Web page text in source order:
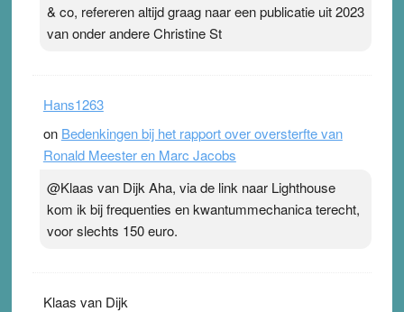
& co, refereren altijd graag naar een publicatie uit 2023
van onder andere Christine St
Hans1263
on Bedenkingen bij het rapport over oversterfte van
Ronald Meester en Marc Jacobs
@Klaas van Dijk Aha, via de link naar Lighthouse
kom ik bij frequenties en kwantummechanica terecht,
voor slechts 150 euro.
Klaas van Dijk